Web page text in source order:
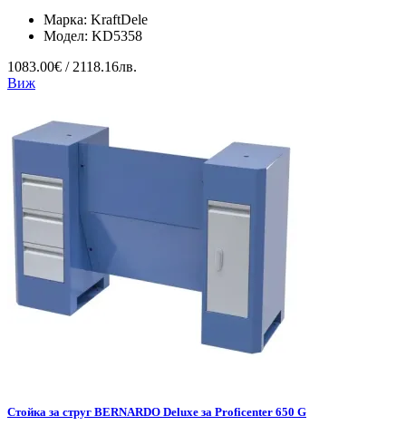
Марка: KraftDele
Модел: KD5358
1083.00€ / 2118.16лв.
Виж
Стойка за струг BERNARDO Deluxe за Proficenter 650 G